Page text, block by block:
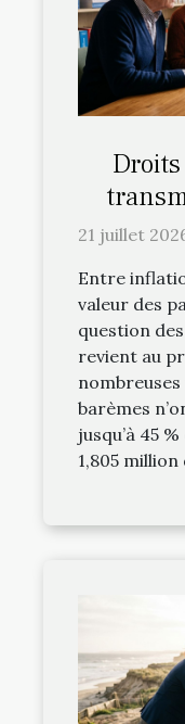
l’avis
21 juillet
Entre
valeur des
question
revient au
barèmes
jusqu’à 45
1,805 million